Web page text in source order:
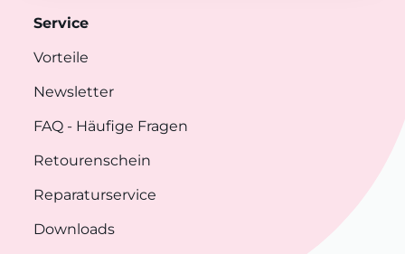
Service
Vorteile
Newsletter
FAQ - Häufige Fragen
Retourenschein
Reparaturservice
Downloads